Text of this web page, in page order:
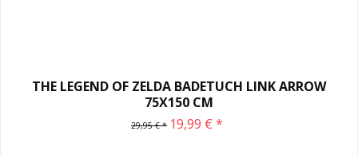
THE LEGEND OF ZELDA BADETUCH LINK ARROW
75X150 CM
29,95 € * 19,99 € *